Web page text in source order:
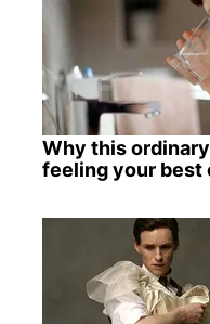
Why this
feeling your best